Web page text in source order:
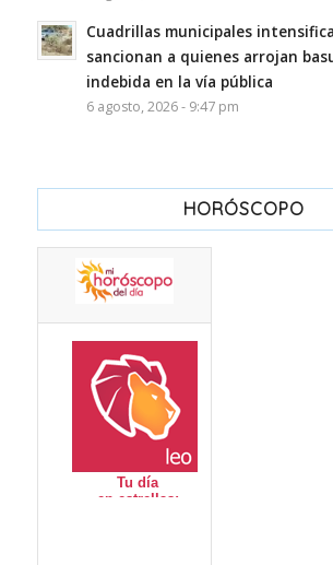
Cuadrillas municipales
sancionan a quienes arrojan
indebida en la vía pública
6 agosto, 2026 - 9:47 pm
HORÓSCOPO